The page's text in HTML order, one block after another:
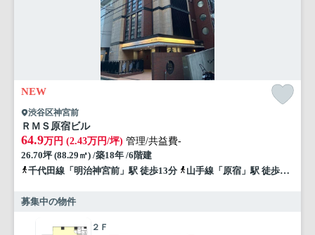
NEW
渋谷区神宮前
ＲＭＳ原宿ビル
64.9万円 (2.43万円/坪) 管理/共益費-
26.70坪 (88.29㎡) /築18年 /6階建
千代田線「明治神宮前」駅 徒歩13分
山手線「原宿」駅 徒歩15分
募集中の物件
２Ｆ